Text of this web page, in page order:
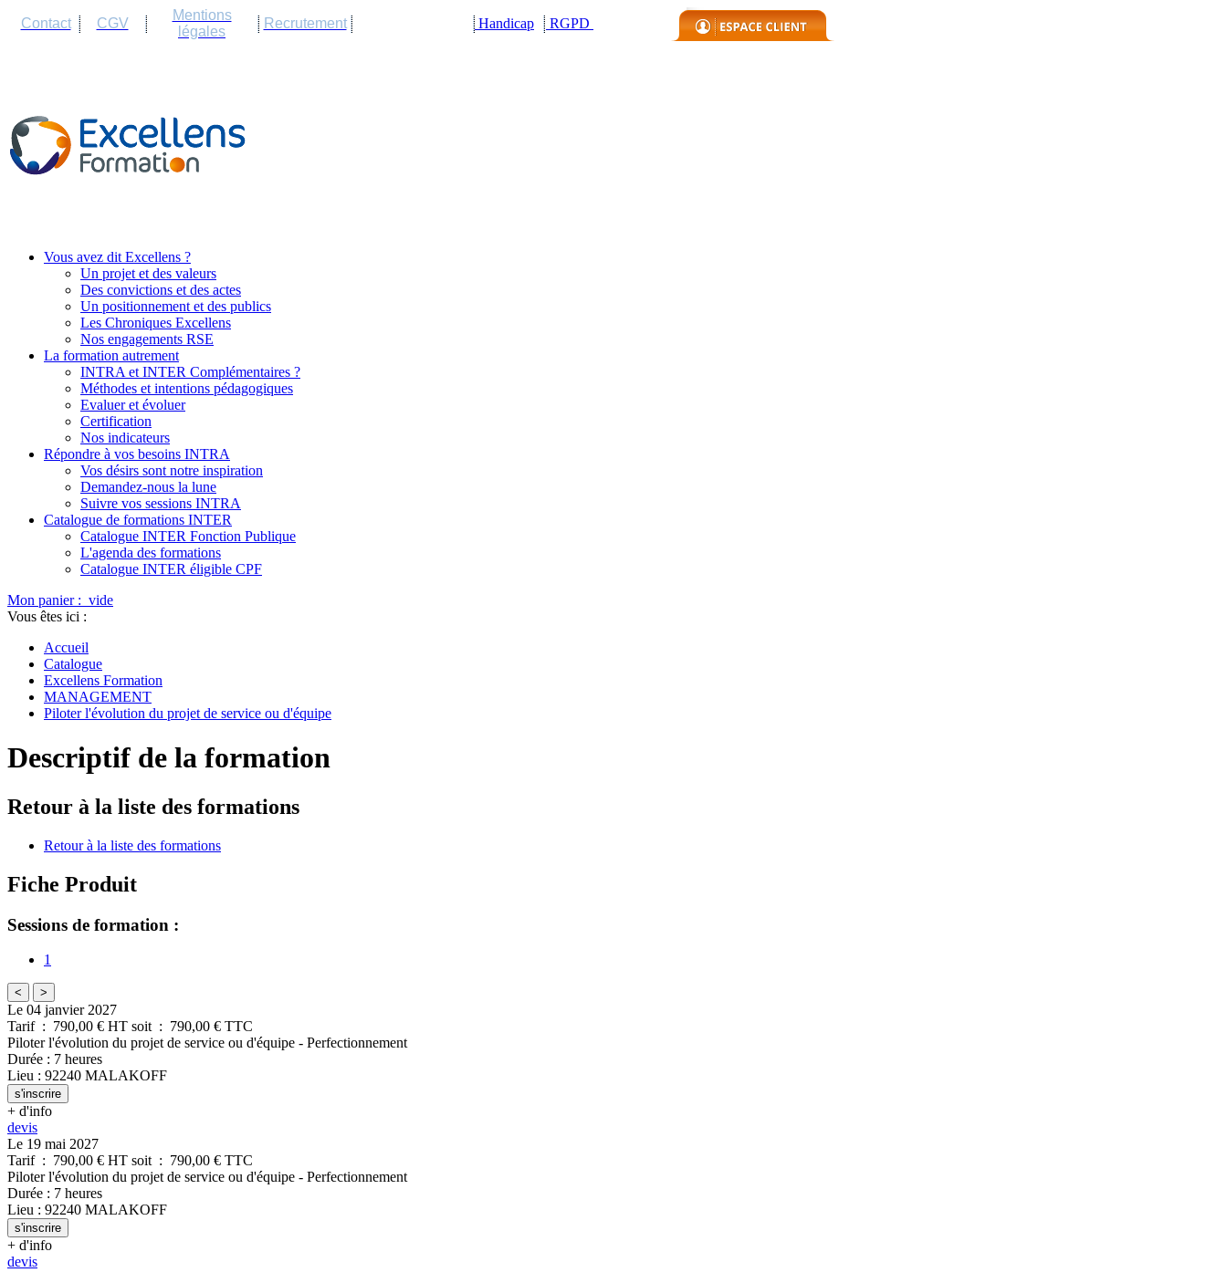
Contact CGV
Mentions
légales
Recrutement Handicap RGPD
Vous avez dit Excellens ?
Un projet et des valeurs
Des convictions et des actes
Un positionnement et des publics
Les Chroniques Excellens
Nos engagements RSE
La formation autrement
INTRA et INTER Complémentaires ?
Méthodes et intentions pédagogiques
Evaluer et évoluer
Certification
Nos indicateurs
Répondre à vos besoins INTRA
Vos désirs sont notre inspiration
Demandez-nous la lune
Suivre vos sessions INTRA
Catalogue de formations INTER
Catalogue INTER Fonction Publique
L'agenda des formations
Catalogue INTER éligible CPF
Mon panier : vide
Vous êtes ici :
Accueil
Catalogue
Excellens Formation
MANAGEMENT
Piloter l'évolution du projet de service ou d'équipe
Descriptif de la formation
Retour à la liste des formations
Retour à la liste des formations
Fiche Produit
Sessions de formation :
1
< >
Le 04 janvier 2027
Tarif : 790,00 € HT soit : 790,00 € TTC
Piloter l'évolution du projet de service ou d'équipe - Perfectionnement
Durée : 7 heures
Lieu : 92240 MALAKOFF
s'inscrire
+ d'info
devis
Le 19 mai 2027
Tarif : 790,00 € HT soit : 790,00 € TTC
Piloter l'évolution du projet de service ou d'équipe - Perfectionnement
Durée : 7 heures
Lieu : 92240 MALAKOFF
s'inscrire
+ d'info
devis